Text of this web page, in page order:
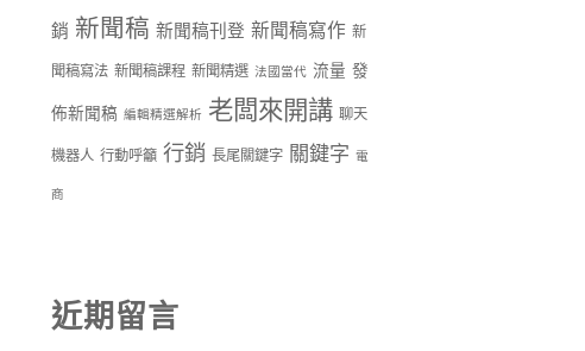
銷 新聞稿 新聞稿刊登 新聞稿寫作 新
聞稿寫法 新聞稿課程 新聞精選 法國當代 流量 發
佈新聞稿 編輯精選解析 老闆來開講 聊天
機器人 行動呼籲 行銷 長尾關鍵字 關鍵字 電
商
近期留言